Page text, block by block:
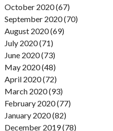
October 2020 (67)
September 2020 (70)
August 2020 (69)
July 2020 (71)
June 2020 (73)
May 2020 (48)
April 2020 (72)
March 2020 (93)
February 2020 (77)
January 2020 (82)
December 2019 (78)